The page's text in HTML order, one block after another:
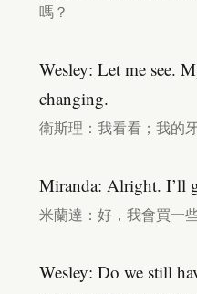
嗎？
Wesley: Let me see.
changing.
衛斯理：我看看；我的
Miranda: Alright. I’ll
米蘭達：好，我會買一些
Wesley: Do we still